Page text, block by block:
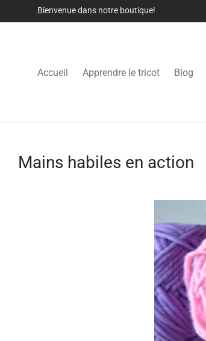
Bienvenue dans notre boutique!
Accueil Apprendre le tricot Blog
Mains habiles en action